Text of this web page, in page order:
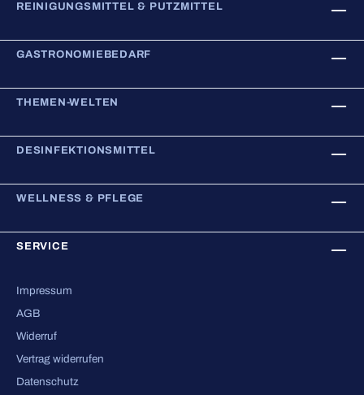
REINIGUNGSMITTEL & PUTZMITTEL
GASTRONOMIEBEDARF
THEMEN-WELTEN
DESINFEKTIONSMITTEL
WELLNESS & PFLEGE
SERVICE
Impressum
AGB
Widerruf
Vertrag widerrufen
Datenschutz